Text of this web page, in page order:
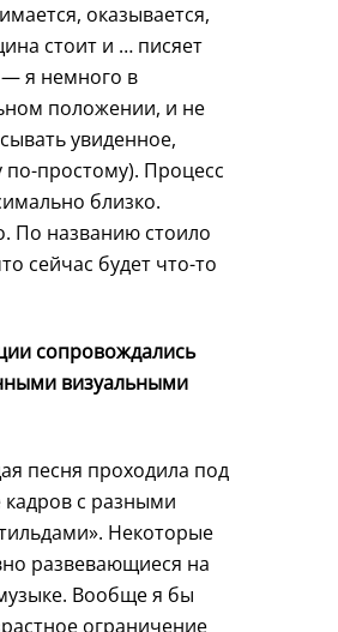
оказывается,
стоит и … писяет
— я немного в
положении, и не
увиденное,
по-простому). Процесс
близко.
По названию стоило
сейчас будет что-то
сопровождались
визуальными
песня проходила под
с разными
Некоторые
развевающиеся на
Вообще я бы
ограничение